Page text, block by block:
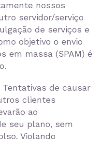
nossos
servidor/serviço
de serviços e
objetivo o envio
em massa (SPAM) é
Tentativas de causar
clientes
ao
seu plano, sem
Violando